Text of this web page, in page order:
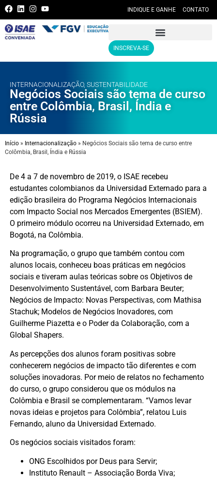
INDIQUE E GANHE CONTATO
INSCREVA-SE
INTERNACIONALIZAÇÃO, SUSTENTABILIDADE
Negócios Sociais são tema de curso
entre Colômbia, Brasil, Índia e
Rússia
Início » Internacionalização » Negócios Sociais são tema de curso entre
Colômbia, Brasil, Índia e Rússia
De 4 a 7 de novembro de 2019, o ISAE recebeu
estudantes colombianos da Universidad Externado para a
edição brasileira do Programa Negócios Internacionais
com Impacto Social nos Mercados Emergentes (BSIEM).
O primeiro módulo ocorreu na Universidad Externado, em
Bogotá, na Colômbia.
Na programação, o grupo que também contou com
alunos locais, conheceu boas práticas em negócios
sociais e tiveram aulas teóricas sobre os Objetivos de
Desenvolvimento Sustentável, com Barbara Beuter;
Negócios de Impacto: Novas Perspectivas, com Mathisa
Stachuk; Modelos de Negócios Inovadores, com
Guilherme Piazetta e o Poder da Colaboração, com a
Global Shapers.
As percepções dos alunos foram positivas sobre
conhecerem negócios de impacto tão diferentes e com
soluções inovadoras. Por meio de relatos no fechamento
do curso, o grupo considerou que os módulos na
Colômbia e Brasil se complementaram. “Vamos levar
novas ideias e projetos para Colômbia”, relatou Luis
Fernando, aluno da Universidad Externado.
Os negócios sociais visitados foram:
ONG Escolhidos por Deus para Servir;
Instituto Renault – Associação Borda Viva;